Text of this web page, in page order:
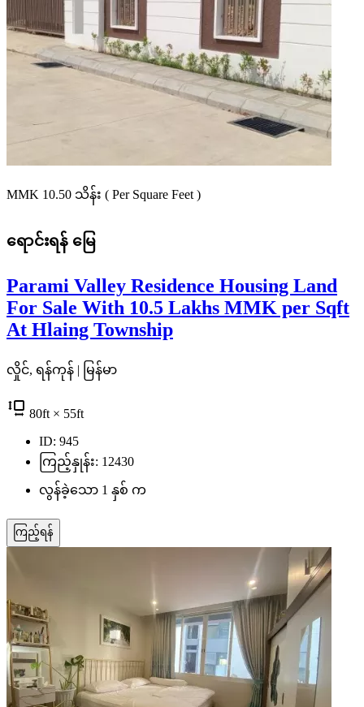
MMK 10.50 သိန်း ( Per Square Feet )
ရောင်းရန် မြေ
Parami Valley Residence Housing Land
For Sale With 10.5 Lakhs MMK per Sqft
At Hlaing Township
လှိုင်, ရန်ကုန် | မြန်မာ
80ft × 55ft
ID: 945
ကြည့်နှုန်း: 12430
လွန်ခဲ့သော 1 နှစ် က
ကြည့်ရန်